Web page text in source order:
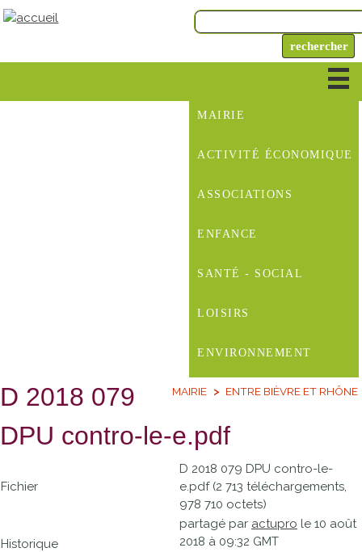
MAIRIE
ACTIVITÉ ÉCONOMIQUE
ASSOCIATIONS
ENFANCE
SANTÉ - SOCIAL
LOISIRS
ENVIRONNEMENT
MAIRIE ENTRE BIÈVRE ET RHÔNE
D 2018 079
DPU contro-le-e.pdf
Fichier
D 2018 079 DPU contro-le-
e.pdf (2 713 téléchargements,
978 710 octets)
Historique
partagé par actupro le 10 août
2018 à 09:32 GMT